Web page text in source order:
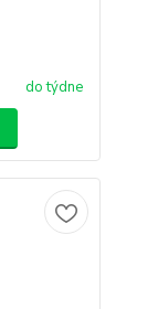
do týdne